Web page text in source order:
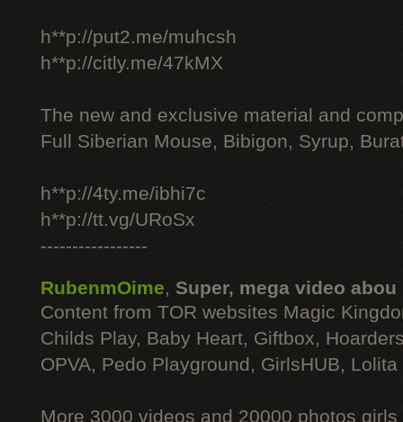
h**p://put2.me/muhcsh
h**p://citly.me/47kMX
The new and exclusive material and
Full Siberian Mouse, Bibigon, Syrup,
h**p://4ty.me/ibhi7c
h**p://tt.vg/URoSx
-----------------
RubenmOime, Super, mega video abou
Content from TOR websites Magic
Childs Play, Baby Heart, Giftbox,
OPVA, Pedo Playground, GirlsHUB, Lolita
More 3000 videos and 20000 photos